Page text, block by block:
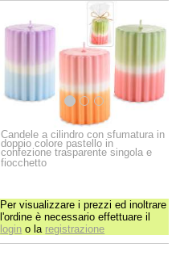
Candele a cilindro con sfumatura in
doppio colore pastello in
confezione trasparente singola e
fiocchetto
Per visualizzare i prezzi ed inoltrare
l'ordine è necessario effettuare il
login o la registrazione